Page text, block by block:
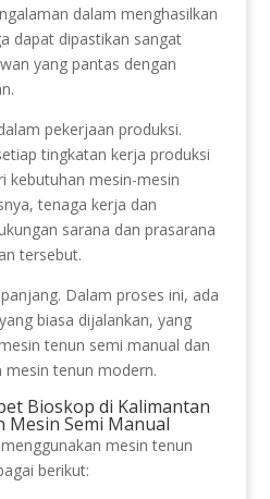
dalam menghasilkan
dapat dipastikan sangat
yang pantas dengan
pekerjaan produksi.
tingkatan kerja produksi
kebutuhan mesin-mesin
tenaga kerja dan
sarana dan prasarana
tersebut.
Dalam proses ini, ada
biasa dijalankan, yang
tenun semi manual dan
mesin tenun modern.
Bioskop di Kalimantan
Semi Manual
mesin tenun
berikut: